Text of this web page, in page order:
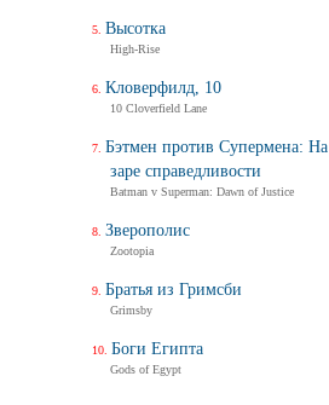
Высотка
High-Rise
Кловерфилд, 10
10 Cloverfield Lane
Бэтмен против Супермена: На
заре справедливости
Batman v Superman: Dawn of Justice
Зверополис
Zootopia
Братья из Гримсби
Grimsby
Боги Египта
Gods of Egypt